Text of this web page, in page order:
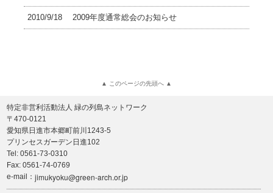
2010/9/18 2009年度通常総会のお知らせ
▲ このページの先頭へ ▲
特定非営利活動法人 緑の列島ネットワーク
〒470-0121
愛知県日進市本郷町前川1243-5
プリンセスガーデン日進102
Tel: 0561-73-0310
Fax: 0561-74-0769
e-mail： jimukyoku@green-arch.or.jp